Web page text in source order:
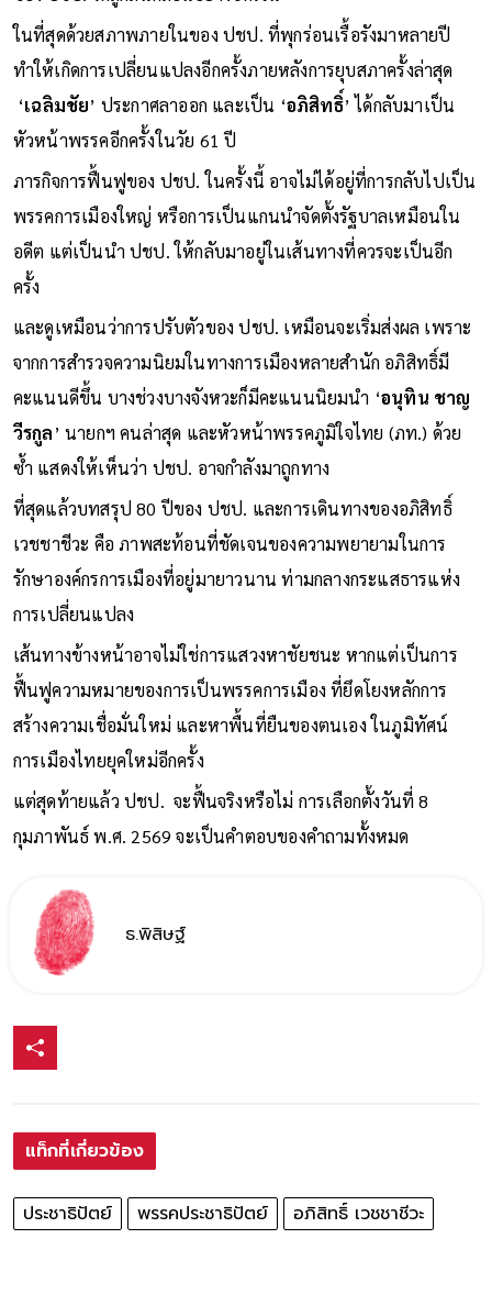
ของ ปชป. ได้ถูกสั่นคลอนอย่างชัดเจน
ในที่สุดด้วยสภาพภายในของ ปชป. ที่พุกร่อนเรื้อรังมาหลายปี
ทำให้เกิดการเปลี่ยนแปลงอีกครั้งภายหลังการยุบสภาครั้งล่าสุด
‘เฉลิมชัย’ ประกาศลาออก และเป็น ‘
หัวหน้าพรรคอีกครั้งในวัย 61 ปี
ภารกิจการฟื้นฟูของ ปชป. ในครั้งนี้ อาจไม่ได้อยู่ที่การกลับไปเป็น
พรรคการเมืองใหญ่ หรือการเป็นแกนนำจัดตั้งรัฐบาลเหมือนใน
อดีต แต่เป็นนำ ปชป. ให้กลับมาอยู่ในเส้นทางที่ควรจะเป็นอีก
และดูเหมือนว่าการปรับตัวของ ปชป. เหมือนจะเริ่มส่งผล เพราะ
จากการสำรวจความนิยมในทางการเมืองหลายสำนัก อภิสิทธิ์มี
คะแนนดีขึ้น บางช่วงบางจังหวะก็มีคะแนนนิยมนำ ‘อนุทิน ชาญ
วีรกูล’ นายกฯ คนล่าสุด และหัวหน้าพรรคภูมิใจไทย (ภท.) ด้วย
ซ้ำ แสดงให้เห็นว่า ปชป. อาจกำลังมาถูกทาง
ที่สุดแล้วบทสรุป 80 ปีของ ปชป. และการเดินทางของอภิสิทธิ์
เวชชาชีวะ คือ ภาพสะท้อนที่ชัดเจนของความพยายามในการ
รักษาองค์กรการเมืองที่อยู่มายาวนาน ท่ามกลางกระแสธารแห่ง
การเปลี่ยนแปลง
เส้นทางข้างหน้าอาจไม่ใช่การแสวงหาชัยชนะ หากแต่เป็นการ
ฟื้นฟูความหมายของการเป็นพรรคการเมือง ที่ยึดโยงหลักการ
สร้างความเชื่อมั่นใหม่ และหาพื้นที่ยืนของตนเอง ในภูมิทัศน์
การเมืองไทยยุคใหม่อีกครั้ง
แต่สุดท้ายแล้ว ปชป. จะฟื้นจริงหรือไม่ การเลือกตั้งวันที่ 8